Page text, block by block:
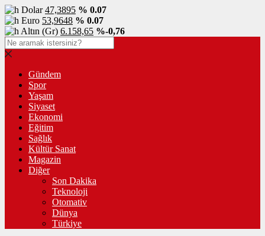
Dolar47,3895 % 0.07
Euro 53,9648 % 0.07
Altın (Gr) 6.158,65 %-0,76
Gündem
Spor
Yaşam
Siyaset
Ekonomi
Eğitim
Sağlık
Kültür Sanat
Magazin
Diğer
Son Dakika
Teknoloji
Otomativ
Dünya
Türkiye